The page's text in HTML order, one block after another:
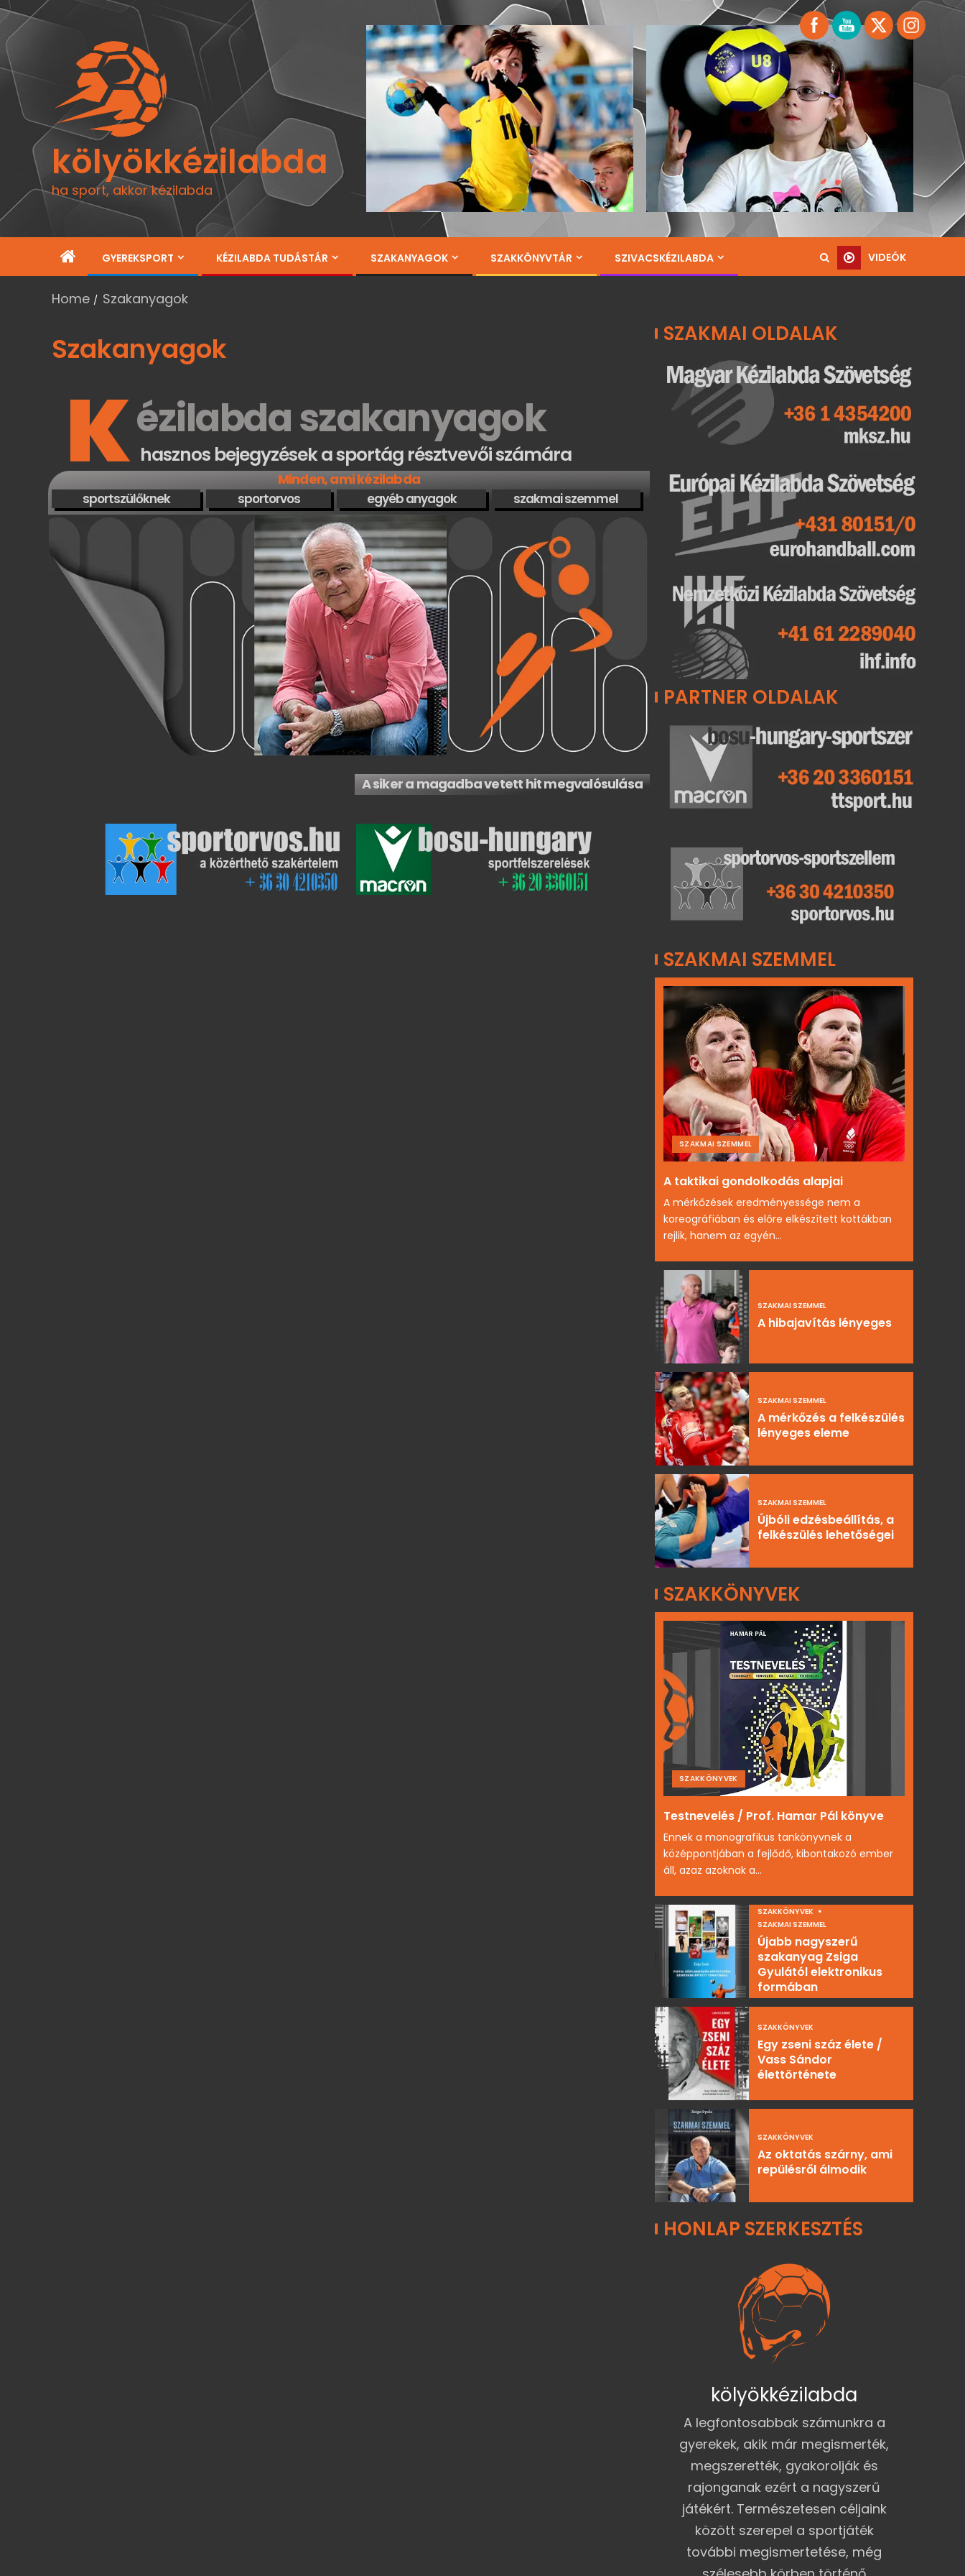
kölyökkézilabda
ha sport, akkor kézilabda
GYEREKSPORT KÉZILABDA TUDÁSTÁR SZAKANYAGOK SZAKKÖNYVTÁR SZIVACSKÉZILABDA VIDEÓK
Home Szakanyagok
Szakanyagok
Kézilabda szakanyagok
hasznos bejegyzések a sportág résztvevői számára
Minden, ami kézilabda
sportszülőknek sportorvos egyéb anyagok szakmai szemmel
A siker a magadba vetett hit megvalósulása
SZAKMAI OLDALAK
PARTNER OLDALAK
SZAKMAI SZEMMEL
SZAKMAI SZEMMEL
A taktikai gondolkodás alapjai
A mérkőzések eredményessége nem a
koreográfiában és előre elkészített kottákban
rejlik, hanem az egyén...
SZAKMAI SZEMMEL
A hibajavítás lényeges
SZAKMAI SZEMMEL
A mérkőzés a felkészülés
lényeges eleme
SZAKMAI SZEMMEL
Újbóli edzésbeállítás, a
felkészülés lehetőségei
SZAKKÖNYVEK
SZAKKÖNYVEK
Testnevelés / Prof. Hamar Pál könyve
Ennek a monografikus tankönyvnek a
középpontjában a fejlődő, kibontakozó ember
áll, azaz azoknak a...
SZAKKÖNYVEK
SZAKMAI SZEMMEL
Újabb nagyszerű
szakanyag Zsiga
Gyulától elektronikus
formában
SZAKKÖNYVEK
Egy zseni száz élete /
Vass Sándor
élettörténete
SZAKKÖNYVEK
Az oktatás szárny, ami
repülésről álmodik
HONLAP SZERKESZTÉS
kölyökkézilabda
A legfontosabbak számunkra a
gyerekek, akik már megismerték,
megszerették, gyakorolják és
rajonganak ezért a nagyszerű
játékért. Természetesen céljaink
között szerepel a sportjáték
további megismertetése, még